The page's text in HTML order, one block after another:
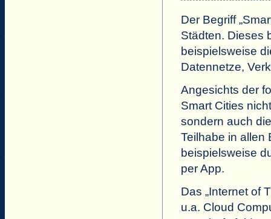
Der Begriff
Städten. Dieses
beispielsweise
Datennetze,
Angesichts der
Smart Cities
sondern auch
Teilhabe in allen
beispielsweise
per App.
Das „Internet of
u.a. Cloud